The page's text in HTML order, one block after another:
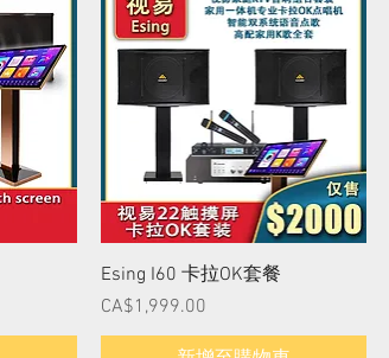
快速瀏覽
Esing I60 卡拉OK套餐
價格
CA$1,999.00